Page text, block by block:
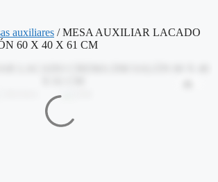
auxiliares / MESA AUXILIAR LACADO
60 X 40 X 61 CM